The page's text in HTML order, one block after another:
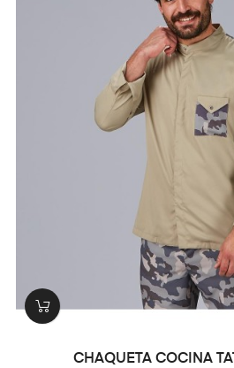
CHAQUETA COCINA